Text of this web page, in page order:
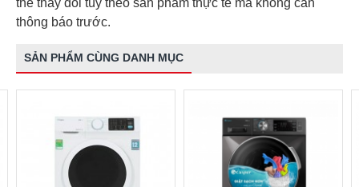
thể thay đổi tùy theo sản phẩm thực tế mà không cần
thông báo trước.
SẢN PHẨM CÙNG DANH MỤC